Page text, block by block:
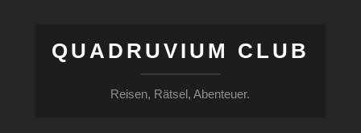
QUADRUVIUM CLUB
Reisen, Rätsel, Abenteuer.